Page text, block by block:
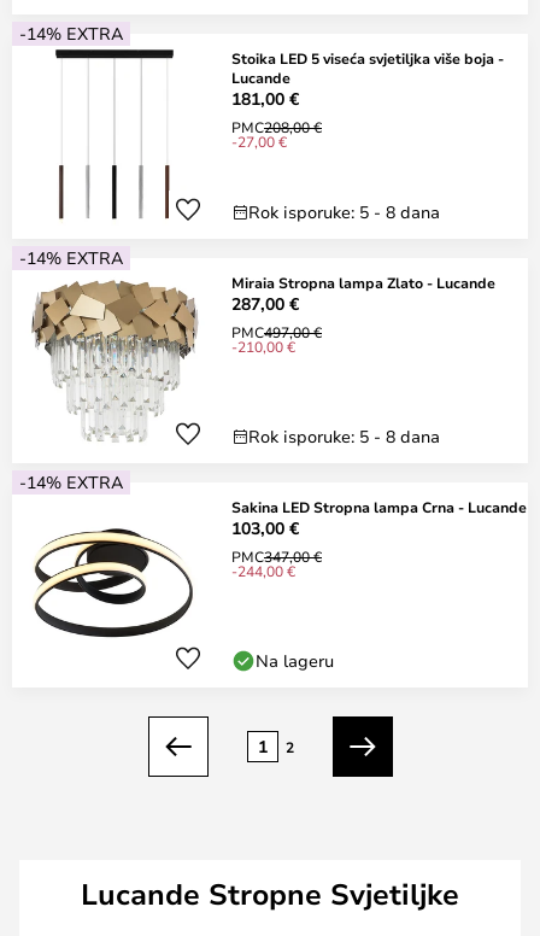
-14% EXTRA
Stoika LED 5 viseća svjetiljka više boja -
Lucande
181,00 €
PMC208,00 €
-27,00 €
Rok isporuke: 5 - 8 dana
-14% EXTRA
Miraia Stropna lampa Zlato - Lucande
287,00 €
PMC497,00 €
-210,00 €
Rok isporuke: 5 - 8 dana
-14% EXTRA
Sakina LED Stropna lampa Crna - Lucande
103,00 €
PMC347,00 €
-244,00 €
Na lageru
Prethodno
1 2
Sljedeći
Lucande Stropne Svjetiljke